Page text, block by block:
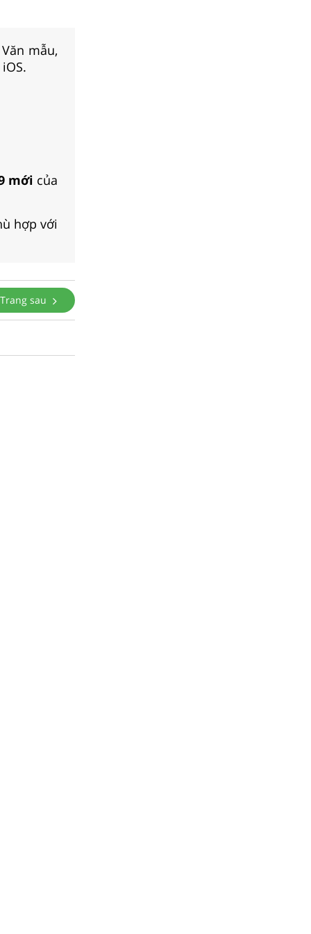
mẫu,
mới của
hợp với
Trang sau